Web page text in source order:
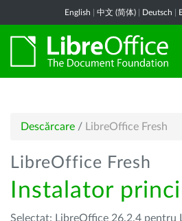
English 中文 (简体) Deutsch
Descărcare / LibreOffice Fresh
LibreOffice Fresh
Instalator
Selectat: LibreOffice 26.2.4 pentru